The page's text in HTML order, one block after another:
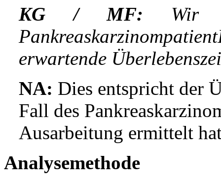
KG / MF: Wir
erwartende
NA: Dies entspricht der
Fall des
Ausarbeitung ermittelt
Analysemethode